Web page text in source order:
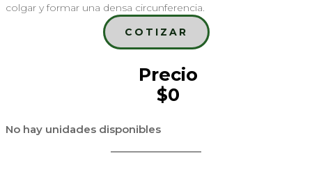
colgar y formar una densa circunferencia.
COTIZAR
Precio
$0
No hay unidades disponibles